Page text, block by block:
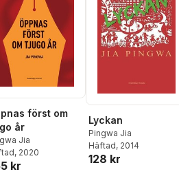
först om
år
Jia
, 2020
kr
Lyckan
Pingwa Jia
Häftad, 2014
128 kr